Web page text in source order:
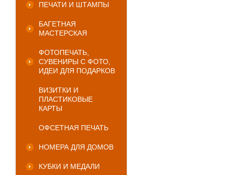
ПЕЧАТИ И ШТАМПЫ
БАГЕТНАЯ
МАСТЕРСКАЯ
ФОТОПЕЧАТЬ,
СУВЕНИРЫ С ФОТО,
ИДЕИ ДЛЯ ПОДАРКОВ
ВИЗИТКИ И
ПЛАСТИКОВЫЕ
КАРТЫ
ОФСЕТНАЯ ПЕЧАТЬ
НОМЕРА ДЛЯ ДОМОВ
КУБКИ И МЕДАЛИ